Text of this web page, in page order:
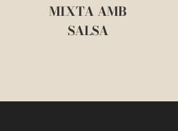
MIXTA AMB
SALSA